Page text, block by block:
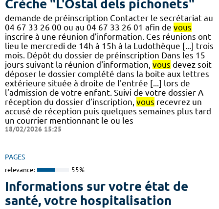
Crèche "L'Ostal dels pichonets"
demande de préinscription Contacter le secrétariat au
04 67 33 26 00 ou au 04 67 33 26 01 afin de vous
inscrire à une réunion d’information. Ces réunions ont
lieu le mercredi de 14h à 15h à la Ludothèque [...] trois
mois. Dépôt du dossier de préinscription Dans les 15
jours suivant la réunion d'information, vous devez soit
déposer le dossier complété dans la boite aux lettres
extérieure située à droite de l'entrée [...] lors de
l’admission de votre enfant. Suivi de votre dossier A
réception du dossier d’inscription, vous recevrez un
accusé de réception puis quelques semaines plus tard
un courrier mentionnant le ou les
18/02/2026 15:25
PAGES
relevance: 55%
Informations sur votre état de
santé, votre hospitalisation